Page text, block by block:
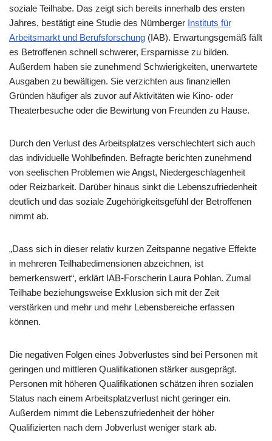
soziale Teilhabe. Das zeigt sich bereits innerhalb des ersten
Jahres, bestätigt eine Studie des Nürnberger Instituts für
Arbeitsmarkt und Berufsforschung (IAB). Erwartungsgemäß fällt
es Betroffenen schnell schwerer, Ersparnisse zu bilden.
Außerdem haben sie zunehmend Schwierigkeiten, unerwartete
Ausgaben zu bewältigen. Sie verzichten aus finanziellen
Gründen häufiger als zuvor auf Aktivitäten wie Kino- oder
Theaterbesuche oder die Bewirtung von Freunden zu Hause.
Durch den Verlust des Arbeitsplatzes verschlechtert sich auch
das individuelle Wohlbefinden. Befragte berichten zunehmend
von seelischen Problemen wie Angst, Niedergeschlagenheit
oder Reizbarkeit. Darüber hinaus sinkt die Lebenszufriedenheit
deutlich und das soziale Zugehörigkeitsgefühl der Betroffenen
nimmt ab.
„Dass sich in dieser relativ kurzen Zeitspanne negative Effekte
in mehreren Teilhabedimensionen abzeichnen, ist
bemerkenswert“, erklärt IAB-Forscherin Laura Pohlan. Zumal
Teilhabe beziehungsweise Exklusion sich mit der Zeit
verstärken und mehr und mehr Lebensbereiche erfassen
können.
Die negativen Folgen eines Jobverlustes sind bei Personen mit
geringen und mittleren Qualifikationen stärker ausgeprägt.
Personen mit höheren Qualifikationen schätzen ihren sozialen
Status nach einem Arbeitsplatzverlust nicht geringer ein.
Außerdem nimmt die Lebenszufriedenheit der höher
Qualifizierten nach dem Jobverlust weniger stark ab.